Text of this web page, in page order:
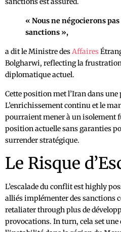
« Nous ne négocierons
sanctions »,
a dit le Ministre desAffaires
Bolgharwi, reflecting la frustration
diplomatique actuel.
Cette position met l’Iran dans
L’enrichissement continu et le
pourraient mener à un isolement
position actuelle sans garanties
surrender stratégique.
Le Risque
L’escalade du conflit est highly
alliés implémenter des sanctions
retaliater through plus de
provocations. In turn, cela set